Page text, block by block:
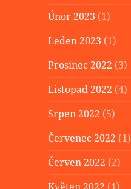
Únor 2023 (1)
Leden 2023 (1)
Prosinec 2022 (3)
Listopad 2022 (4)
Srpen 2022 (5)
Červenec 2022 (1)
Červen 2022 (2)